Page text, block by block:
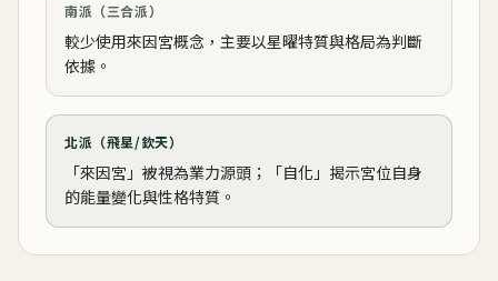
南派（三合派）
較少使用來因宮概念，主要以星曜特質與格局為判斷
依據。
北派（飛星/欽天）
「來因宮」被視為業力源頭；「自化」揭示宮位自身
的能量變化與性格特質。